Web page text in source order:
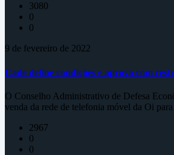
3080
0
0
9 de fevereiro de 2022
Cade define condições e aprova com
O Conselho Administrativo de Defesa
venda da rede de telefonia móvel da Oi para
2967
0
0